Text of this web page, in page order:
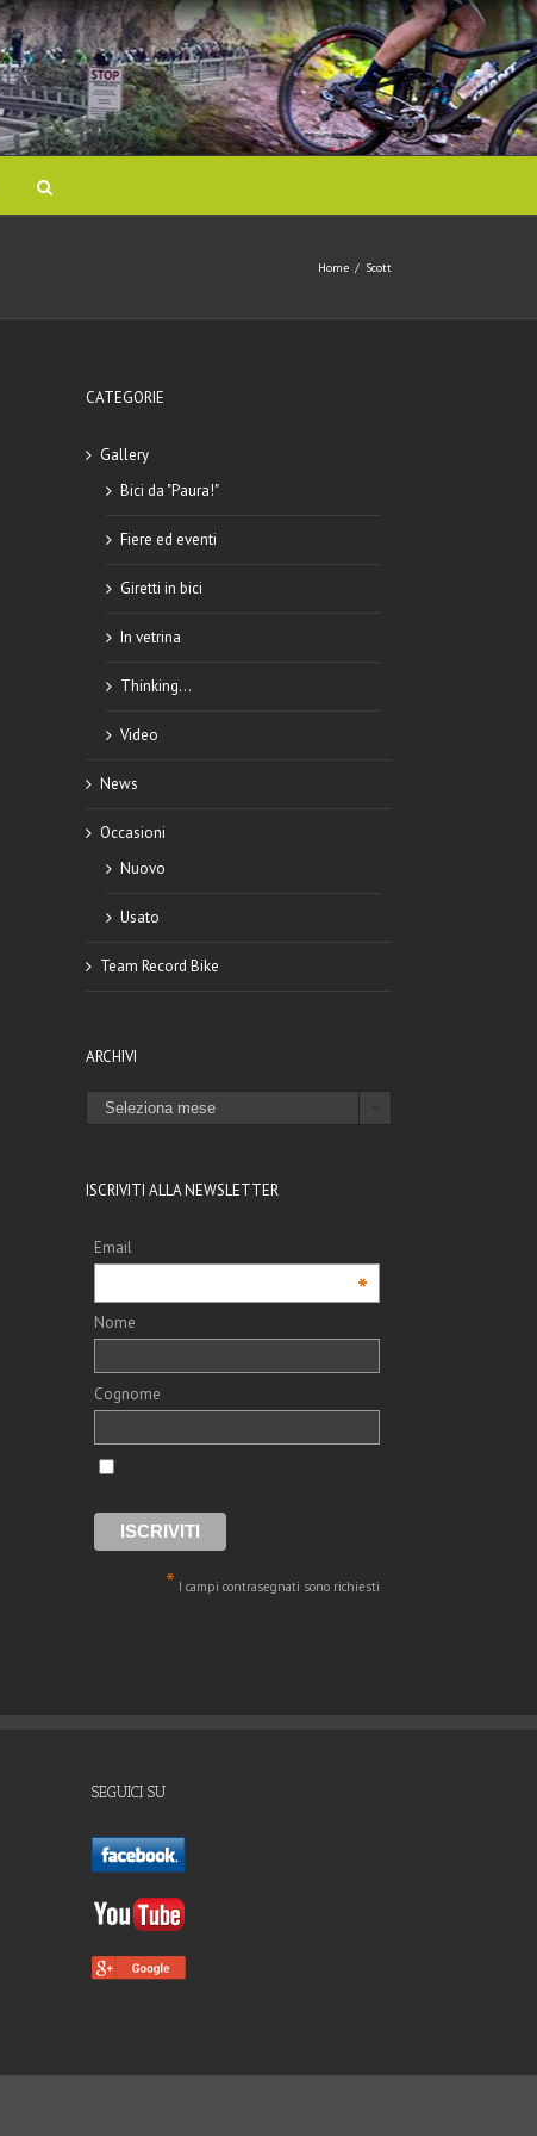
Home / Scott
CATEGORIE
Gallery
Bici da "Paura!"
Fiere ed eventi
Giretti in bici
In vetrina
Thinking…
Video
News
Occasioni
Nuovo
Usato
Team Record Bike
ARCHIVI
ARCHIVI
ISCRIVITI ALLA NEWSLETTER
Email
*
Nome
Cognome
* I campi contrasegnati sono richiesti
SEGUICI SU